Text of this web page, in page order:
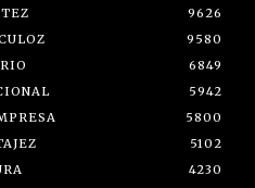
9626
9580
6849
5942
5800
5102
4230